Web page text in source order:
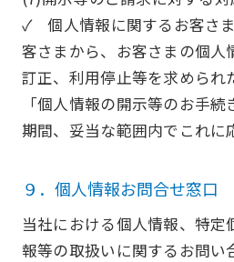
✓ 個人情報に関するお客さ
客さまから、お客さまの個人
訂正、利用停止等を求められ
「個人情報の開示等のお手
期間、妥当な範囲内でこれに
９．個人情報お問合せ窓口
当社における個人情報、特定
報等の取扱いに関するお問い